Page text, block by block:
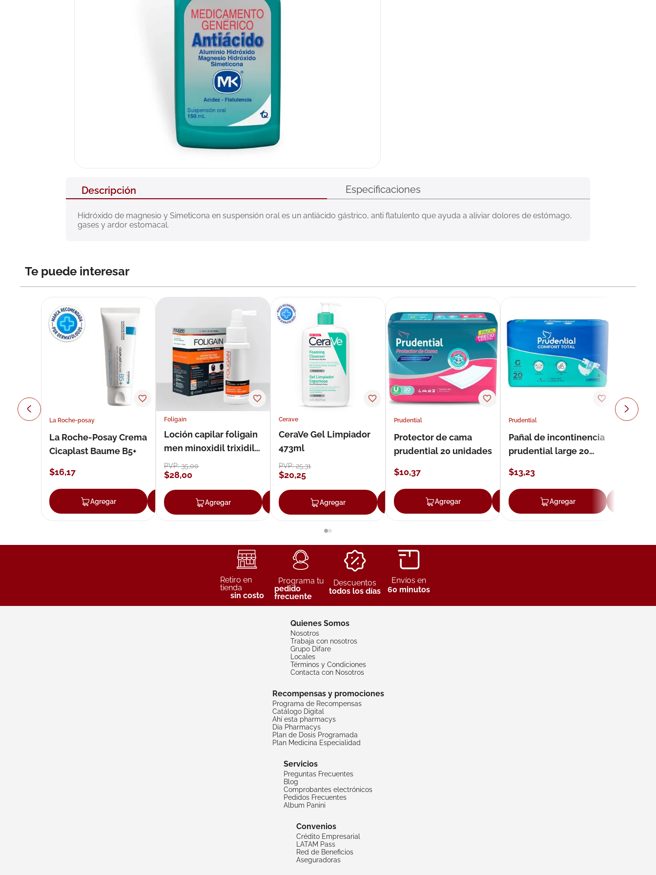
Descripción Especificaciones
Hidróxido de magnesio y Simeticona en suspensión oral es un antiácido gástrico, anti flatulento que ayuda a aliviar dolores de estómago,
gases y ardor estomacal.
Te puede interesar
La Roche-posay
La Roche-Posay Crema
Cicaplast Baume B5+
$16,17
Agregar Agregar
Foligain
Loción capilar foligain
men minoxidil trixidil
loción 59 ml
PVP:35,00
$28,00
Agregar Agregar
Cerave
CeraVe Gel Limpiador
473ml
PVP:25,31
$20,25
Agregar Agregar
Prudential
Protector de cama
prudential 20 unidades
$10,37
Agregar Agregar
Prudential
Pañal de incontinencia
prudential large 20
$13,23
Agregar
Retiro en
tienda
sin costo
Programa tu
pedido
frecuente
Descuentos
todos los días
Envíos en
60 minutos
Quienes Somos
Nosotros
Trabaja con nosotros
Grupo Difare
Locales
Términos y Condiciones
Contacta con Nosotros
Recompensas y promociones
Programa de Recompensas
Catálogo Digital
Ahí esta pharmacys
Día Pharmacys
Plan de Dosis Programada
Plan Medicina Especialidad
Servicios
Preguntas Frecuentes
Blog
Comprobantes electrónicos
Pedidos Frecuentes
Album Panini
Convenios
Crédito Empresarial
LATAM Pass
Red de Beneficios
Aseguradoras
10 .neumoflux